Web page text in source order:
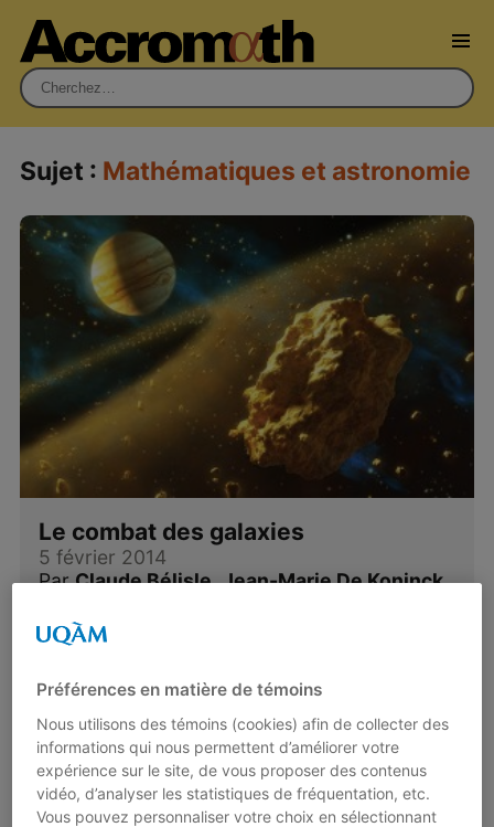
Rechercher :
Sujet : Mathématiques et astronomie
Le combat des galaxies
5 février 2014
ParClaude Bélisle,Jean-Marie De Koninck
Avez-vous aimé le film « L’Empire contre-
attaque »? Si oui, vous vous souvenez sans
Han…
Lire plus
Préférences en matière de témoins
Nous utilisons des témoins (cookies) afin de collecter des
informations qui nous permettent d’améliorer votre
expérience sur le site, de vous proposer des contenus
vidéo, d’analyser les statistiques de fréquentation, etc.
Vous pouvez personnaliser votre choix en sélectionnant